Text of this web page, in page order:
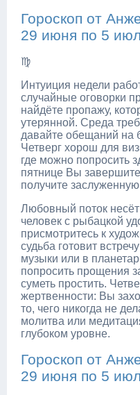
Гороскоп от
29 июня по 5
♍
Интуиция недели
случайные оговорки
найдёте пропажу,
утерянной. Среда
давайте обещаний на
Четверг хорош для
где можно попросить
пятнице Вы
получите
Любовный поток несёт
человек с рыбацкой
присмотритесь к
судьба готовит
музыки или в
попросить прощения
суметь простить.
жертвенности: Вы
то, чего никогда не
молитва или
глубоком уровне.
Гороскоп от
29 июня по 5